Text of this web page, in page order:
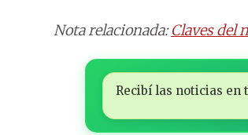
Nota relacionada:Claves del
Recibí las noticias en